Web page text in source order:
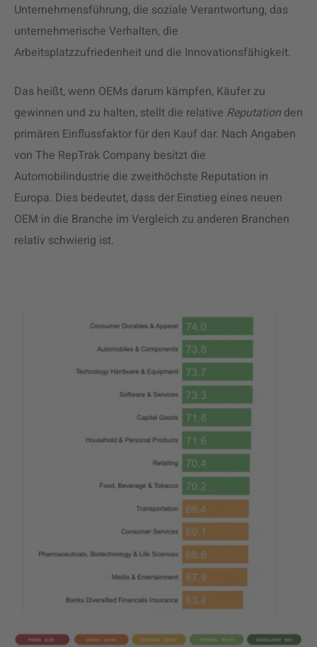
Unternehmensführung, die soziale Verantwortung, das
unternehmerische Verhalten, die
Arbeitsplatzzufriedenheit und die Innovationsfähigkeit.‍
Das heißt, wenn OEMs darum kämpfen, Käufer zu
gewinnen und zu halten, stellt die relative Reputation den
primären Einflussfaktor für den Kauf dar. Nach Angaben
von The RepTrak Company besitzt die
Automobilindustrie die zweithöchste Reputation in
Europa. Dies bedeutet, dass der Einstieg eines neuen
OEM in die Branche im Vergleich zu anderen Branchen
relativ schwierig ist.